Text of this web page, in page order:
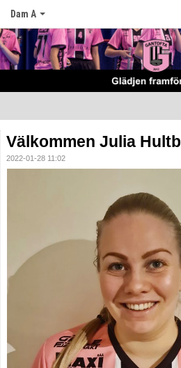
Dam A
Nyheter
Kalender
Spelarstatistik
Välkommen Julia
2022-01-28 11:02